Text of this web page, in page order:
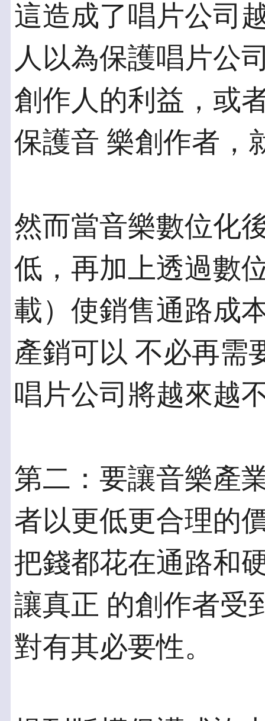
這造成了唱片公司
人以為保護唱片公
創作人的利益，或
保護音 樂創作者，
然而當音樂數位化
低，再加上透過數
載）使銷售通路成
產銷可以 不必再需
唱片公司將越來越
第二：要讓音樂產
者以更低更合理的
把錢都花在通路和
讓真正 的創作者受
對有其必要性。